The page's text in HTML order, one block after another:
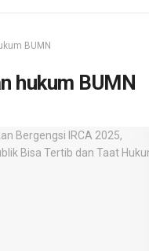
BUMN
hukum BUMN